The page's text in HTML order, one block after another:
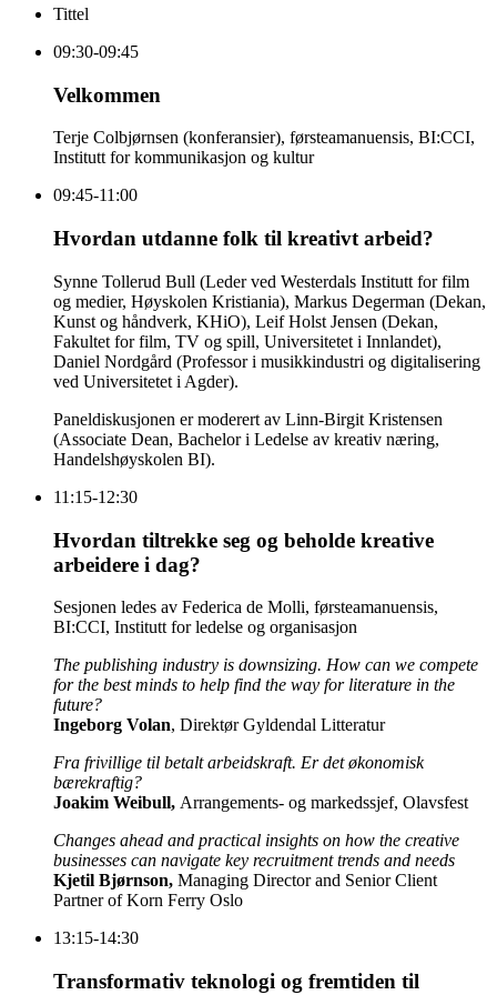
Tittel
09:30-09:45
Velkommen
Terje Colbjørnsen (konferansier), førsteamanuensis, BI:CCI,
Institutt for kommunikasjon og kultur
09:45-11:00
Hvordan utdanne folk til kreativt arbeid?
Synne Tollerud Bull (Leder ved Westerdals Institutt for film
og medier, Høyskolen Kristiania), Markus Degerman (Dekan,
Kunst og håndverk, KHiO), Leif Holst Jensen (Dekan,
Fakultet for film, TV og spill, Universitetet i Innlandet),
Daniel Nordgård (Professor i musikkindustri og digitalisering
ved Universitetet i Agder).
Paneldiskusjonen er moderert av Linn-Birgit Kristensen
(Associate Dean, Bachelor i Ledelse av kreativ næring,
Handelshøyskolen BI).
11:15-12:30
Hvordan tiltrekke seg og beholde kreative
arbeidere i dag?
Sesjonen ledes av Federica de Molli, førsteamanuensis,
BI:CCI, Institutt for ledelse og organisasjon
The publishing industry is downsizing. How can we compete
for the best minds to help find the way for literature in the
future?
Ingeborg Volan, Direktør Gyldendal Litteratur
Fra frivillige til betalt arbeidskraft. Er det økonomisk
bærekraftig?
Joakim Weibull, Arrangements- og markedssjef, Olavsfest
Changes ahead and practical insights on how the creative
businesses can navigate key recruitment trends and needs
Kjetil Bjørnson, Managing Director and Senior Client
Partner of Korn Ferry Oslo
13:15-14:30
Transformativ teknologi og fremtiden til